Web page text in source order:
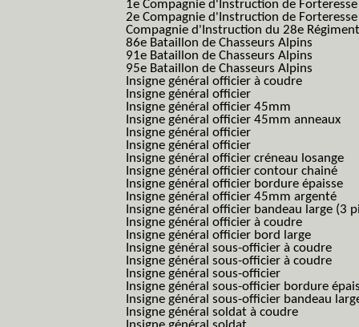
1e Compagnie d'Instruction de
2e Compagnie d'Instruction de
Compagnie d'Instruction du 28e
86e Bataillon de Chasseurs Alpins
91e Bataillon de Chasseurs Alpins
95e Bataillon de Chasseurs Alpins
Insigne général officier à coudre
Insigne général officier
Insigne général officier 45mm
Insigne général officier 45mm anneaux
Insigne général officier
Insigne général officier
Insigne général officier créneau losange
Insigne général officier contour chainé
Insigne général officier bordure épaisse
Insigne général officier 45mm argenté
Insigne général officier bandeau large (3
Insigne général officier à coudre
Insigne général officier bord large
Insigne général sous-officier à coudre
Insigne général sous-officier à coudre
Insigne général sous-officier
Insigne général sous-officier bordure
Insigne général sous-officier bandeau
Insigne général soldat à coudre